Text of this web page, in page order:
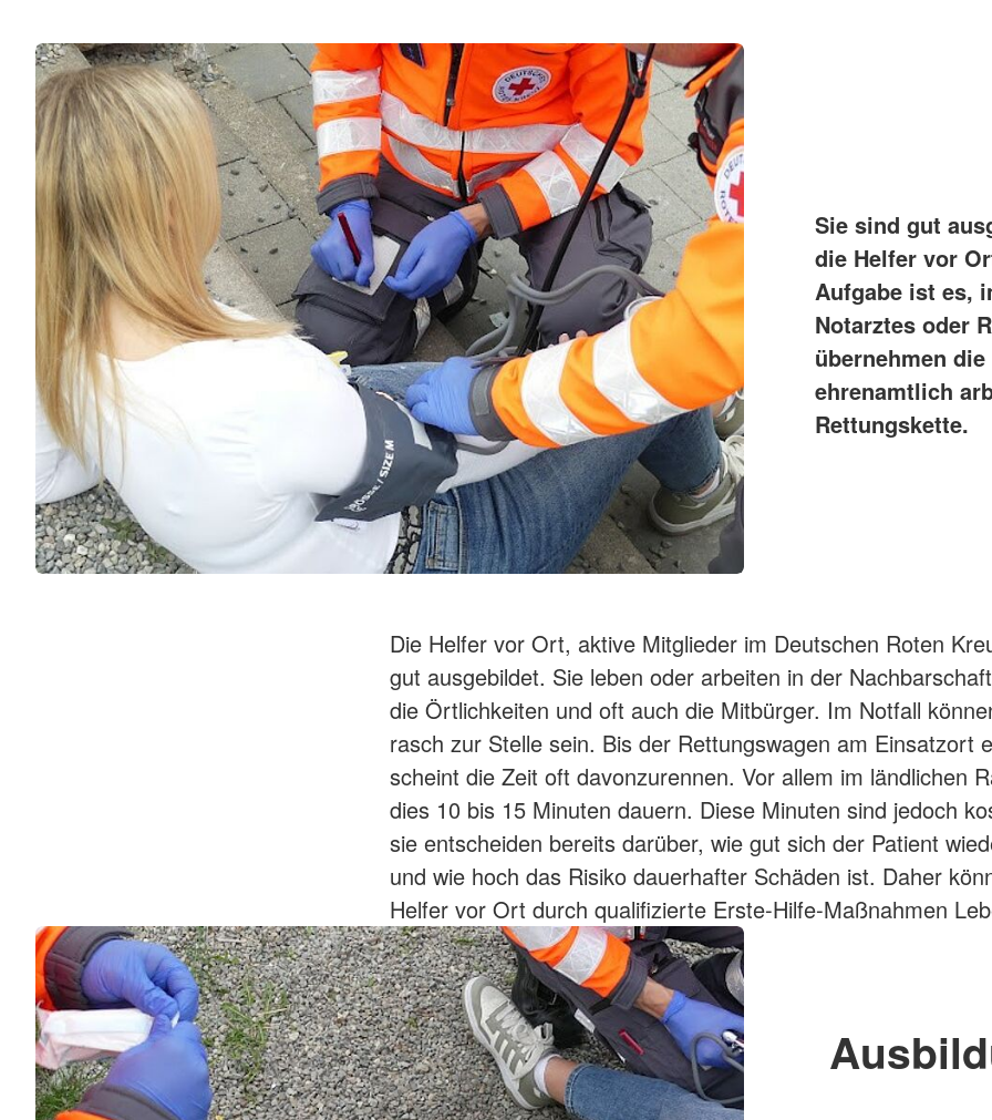
Sie sind gut
die Helfer vor
Aufgabe ist es,
Notarztes oder
übernehmen
ehrenamtlich
Rettungskette.
Die Helfer vor Ort, aktive Mitglieder im Deutschen Roten
gut ausgebildet. Sie leben oder arbeiten in der
die Örtlichkeiten und oft auch die Mitbürger. Im Notfall
rasch zur Stelle sein. Bis der Rettungswagen am Einsatzort
scheint die Zeit oft davonzurennen. Vor allem im ländlichen
dies 10 bis 15 Minuten dauern. Diese Minuten sind jedoch
sie entscheiden bereits darüber, wie gut sich der Patient
und wie hoch das Risiko dauerhafter Schäden ist. Daher
Helfer vor Ort durch qualifizierte Erste-Hilfe-Maßnahmen